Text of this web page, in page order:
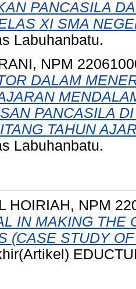
PANCASILA
XI SMA
Labuhanbatu.
NPM
DALAM
PANCASILA
TAHUN
Labuhanbatu.
HOIRIAH, NPM
IN MAKING THE
(CASE STUDY